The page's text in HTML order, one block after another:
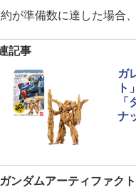
が準備数に達した場合
記事
ガ
ト
ナ
ガンダムアーティファク